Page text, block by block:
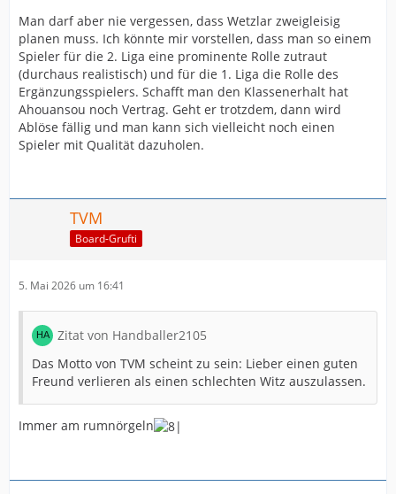
Man darf aber nie vergessen, dass Wetzlar zweigleisig
planen muss. Ich könnte mir vorstellen, dass man so einem
Spieler für die 2. Liga eine prominente Rolle zutraut
(durchaus realistisch) und für die 1. Liga die Rolle des
Ergänzungsspielers. Schafft man den Klassenerhalt hat
Ahouansou noch Vertrag. Geht er trotzdem, dann wird
Ablöse fällig und man kann sich vielleicht noch einen
Spieler mit Qualität dazuholen.
TVM
Board-Grufti
5. Mai 2026 um 16:41
Zitat von Handballer2105
Das Motto von TVM scheint zu sein: Lieber einen guten
Freund verlieren als einen schlechten Witz auszulassen.
Immer am rumnörgeln